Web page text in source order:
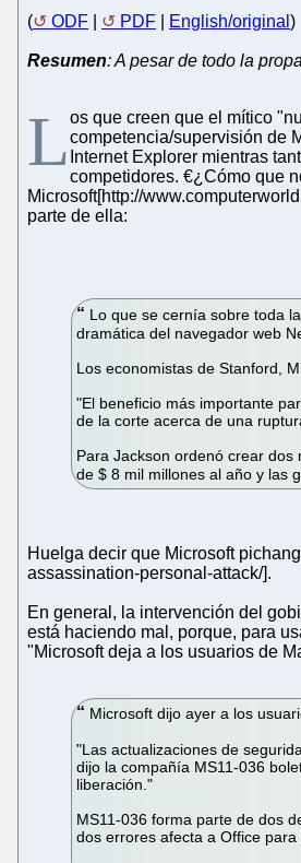
( ODF PDF English/original )
Resumen: A pesar de todo la
Los que creen que el mítico
competencia/supervisión de
Internet Explorer mientras
competidores. €¿Cómo que
Microsoft[http://
parte de ella:
Lo que se cernía sobre toda
dramática del navegador web
Los economistas de Stanford,
"El beneficio más importante
de la corte acerca de una
Para Jackson ordenó crear
de $ 8 mil millones al año y las
Huelga decir que Microsoft
assassination-personal-attack/].
En general, la intervención del
está haciendo mal, porque, para
"Microsoft deja a los usuarios de
Microsoft dijo ayer a los
"Las actualizaciones de
dijo la compañía MS11-036
liberación."
MS11-036 forma parte de dos
dos errores afecta a Office